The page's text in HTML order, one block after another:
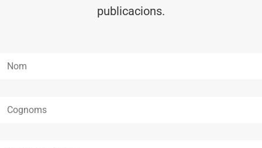
publicacions.